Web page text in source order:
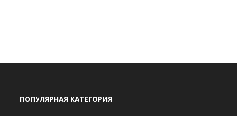
ПОПУЛЯРНАЯ КАТЕГОРИЯ